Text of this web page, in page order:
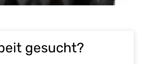
gesucht?